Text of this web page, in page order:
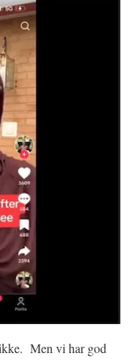
ikke. Men vi har god